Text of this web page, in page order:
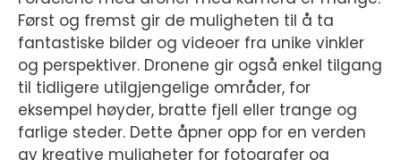
Først og fremst gir de muligheten til å ta
fantastiske bilder og videoer fra unike vinkler
og perspektiver. Dronene gir også enkel tilgang
til tidligere utilgjengelige områder, for
eksempel høyder, bratte fjell eller trange og
farlige steder. Dette åpner opp for en verden
av kreative muligheter for fotografer og